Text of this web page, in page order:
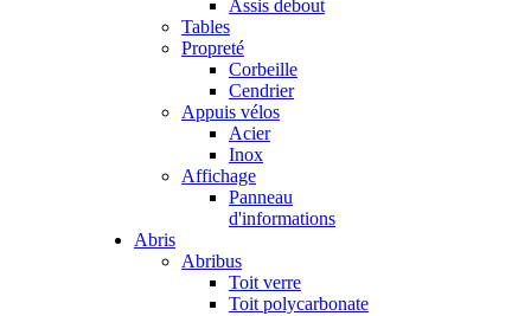
Assis debout
Tables
Propreté
Corbeille
Cendrier
Appuis vélos
Acier
Inox
Affichage
Panneau
d'informations
Abris
Abribus
Toit verre
Toit polycarbonate